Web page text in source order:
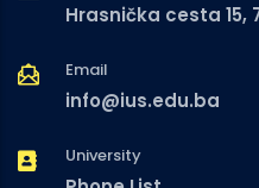
Hrasnička cesta 15,
Email
info@ius.edu.ba
University